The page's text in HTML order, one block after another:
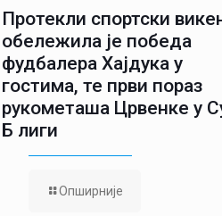
Протекли спортски
обележила је победа
фудбалера Хајдука у
гостима, те први пораз
рукометаша Црвенке у
Б лиги
Опширније